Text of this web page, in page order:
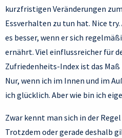
kurzfristigen Veränderungen
Essverhalten zu tun hat. Nice
es besser, wenn er sich
ernährt. Viel einflussreicher für
Zufriedenheits-Index ist das
Nur, wenn ich im Innen und im
ich glücklich. Aber wie bin ich
Zwar kennt man sich in der
Trotzdem oder gerade deshalb